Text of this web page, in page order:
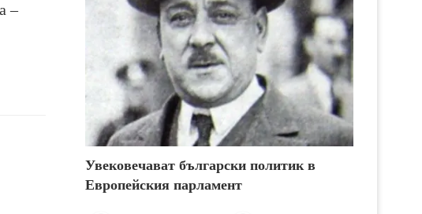
–
Увековечават български политик в
Европейския парламент